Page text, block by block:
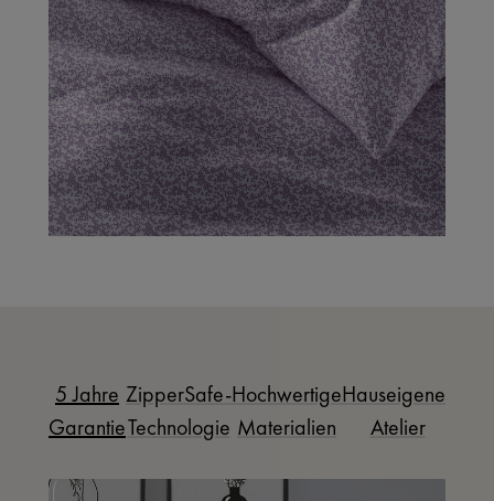
5 Jahre
Garantie
ZipperSafe-
Technologie
Hochwertige
Materialien
Hauseigenes
Atelier